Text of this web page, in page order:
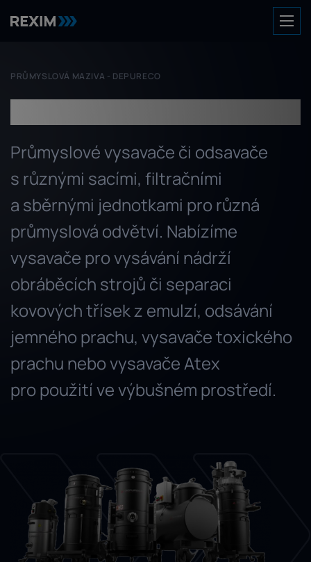
PRŮMYSLOVÁ MAZIVA - DEPURECO
Průmyslové vysavače či odsavače
s různými sacími, filtračními
a sběrnými jednotkami pro různá
průmyslová odvětví. Nabízíme
vysavače pro vysávání nádrží
obráběcích strojů či separaci
kovových třísek z emulzí, odsávání
jemného prachu, vysavače toxického
prachu nebo vysavače Atex
pro použití ve výbušném prostředí.